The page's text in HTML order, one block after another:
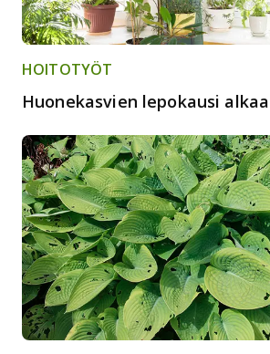
HOITOTYÖT
Huonekasvien lepokausi alkaa